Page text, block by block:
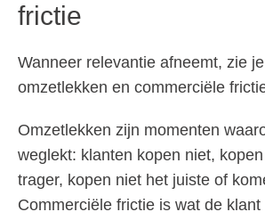
frictie
Wanneer relevantie afneemt, zie
omzetlekken en commerciële
Omzetlekken zijn momenten
weglekt: klanten kopen niet,
trager, kopen niet het juiste of
Commerciële frictie is wat de klant